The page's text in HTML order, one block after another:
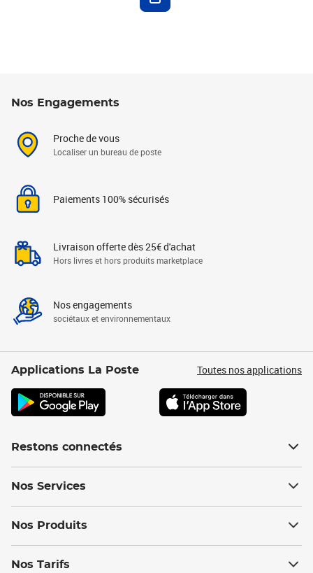
Nos Engagements
Proche de vous
Localiser un bureau de poste
Paiements 100% sécurisés
Livraison offerte dès 25€ d'achat
Hors livres et hors produits marketplace
Nos engagements
sociétaux et environnementaux
Applications La Poste Toutes nos applications
Restons connectés
Nos Services
Nos Produits
Nos Tarifs